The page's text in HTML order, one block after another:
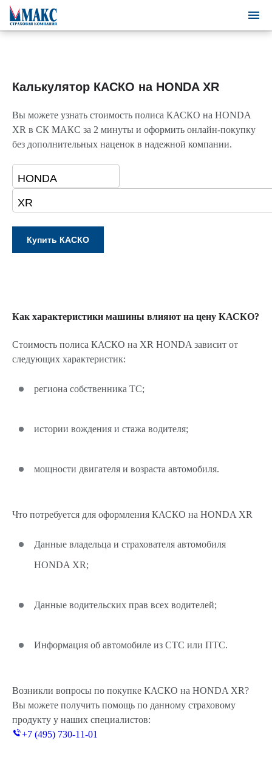
Калькулятор КАСКО на HONDA XR
Вы можете узнать стоимость полиса КАСКО на HONDA
XR в СК МАКС за 2 минуты и оформить онлайн-покупку
без дополнительных наценок в надежной компании.
Как характеристики машины влияют на цену КАСКО?
Стоимость полиса КАСКО на XR HONDA зависит от
следующих характеристик:
региона собственника ТС;
истории вождения и стажа водителя;
мощности двигателя и возраста автомобиля.
Что потребуется для оформления КАСКО на HONDA XR
Данные владельца и страхователя автомобиля
HONDA XR;
Данные водительских прав всех водителей;
Информация об автомобиле из СТС или ПТС.
Возникли вопросы по покупке КАСКО на HONDA XR?
Вы можете получить помощь по данному страховому
продукту у наших специалистов:
+7 (495) 730-11-01